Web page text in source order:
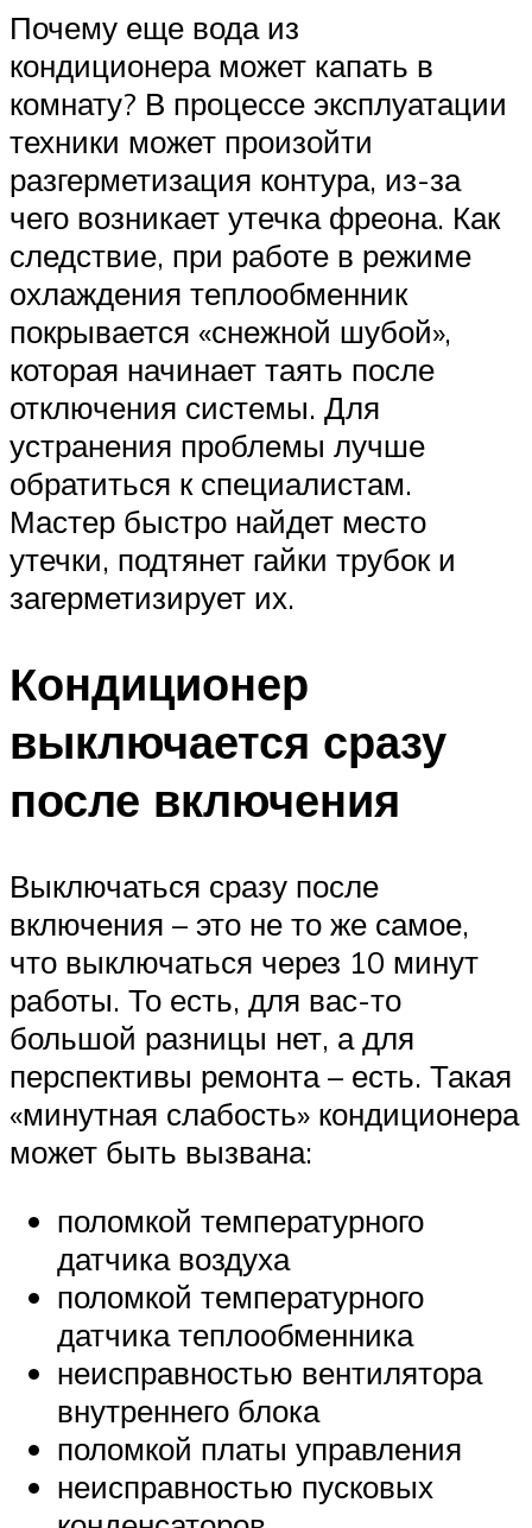
Почему еще вода из
кондиционера может капать в
комнату? В процессе эксплуатации
техники может произойти
разгерметизация контура, из-за
чего возникает утечка фреона. Как
следствие, при работе в режиме
охлаждения теплообменник
покрывается «снежной шубой»,
которая начинает таять после
отключения системы. Для
устранения проблемы лучше
обратиться к специалистам.
Мастер быстро найдет место
утечки, подтянет гайки трубок и
загерметизирует их.
Кондиционер
выключается сразу
после включения
Выключаться сразу после
включения – это не то же самое,
что выключаться через 10 минут
работы. То есть, для вас-то
большой разницы нет, а для
перспективы ремонта – есть. Такая
«минутная слабость» кондиционера
может быть вызвана:
поломкой температурного
датчика воздуха
поломкой температурного
датчика теплообменника
неисправностью вентилятора
внутреннего блока
поломкой платы управления
неисправностью пусковых